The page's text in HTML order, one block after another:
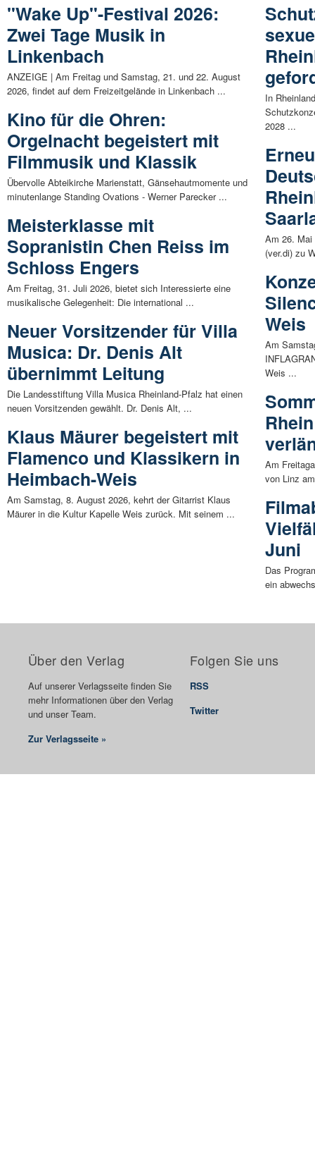
"Wake Up"-Festival 2026:
Zwei Tage Musik in
Linkenbach
ANZEIGE | Am Freitag und Samstag, 21. und 22. August
2026, findet auf dem Freizeitgelände in Linkenbach ...
Kino für die Ohren:
Orgelnacht begeistert mit
Filmmusik und Klassik
Übervolle Abteikirche Marienstatt, Gänsehautmomente und
minutenlange Standing Ovations - Werner Parecker ...
Meisterklasse mit
Sopranistin Chen Reiss im
Schloss Engers
Am Freitag, 31. Juli 2026, bietet sich Interessierte eine
musikalische Gelegenheit: Die international ...
Neuer Vorsitzender für Villa
Musica: Dr. Denis Alt
übernimmt Leitung
Die Landesstiftung Villa Musica Rheinland-Pfalz hat einen
neuen Vorsitzenden gewählt. Dr. Denis Alt, ...
Klaus Mäurer begeistert mit
Flamenco und Klassikern in
Heimbach-Weis
Am Samstag, 8. August 2026, kehrt der Gitarrist Klaus
Mäurer in die Kultur Kapelle Weis zurück. Mit seinem ...
In
2028 ...
Am 26.
(ver.di) zu
Weis
Am
Weis ...
Am
von Linz
Juni
Das
ein
Über den Verlag
Auf unserer Verlagsseite finden Sie
mehr Informationen über den Verlag
und unser Team.
Zur Verlagsseite »
Folgen Sie uns
RSS
Twitter